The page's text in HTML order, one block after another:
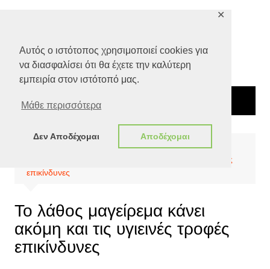
Αυτός ο ιστότοπος χρησιμοποιεί cookies για
να διασφαλίσει ότι θα έχετε την καλύτερη
εμπειρία στον ιστότοπό μας.
Μάθε περισσότερα
Δεν Αποδέχομαι Αποδέχομαι
✕
Ποιότητα Ζωής
Διατροφή
To λάθος μαγείρεμα κάνει ακόμη και τις υγιεινές τροφές
επικίνδυνες
To λάθος μαγείρεμα κάνει
ακόμη και τις υγιεινές τροφές
επικίνδυνες